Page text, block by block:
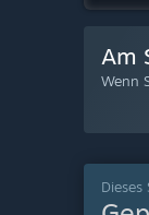
be in
That
„The
As a
Am
Wenn